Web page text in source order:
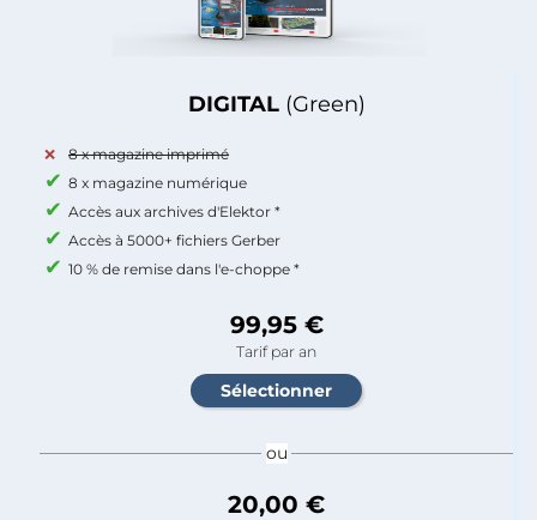
DIGITAL (Green)
8 x magazine imprimé
8 x magazine numérique
Accès aux archives d'Elektor *
Accès à 5000+ fichiers Gerber
10 % de remise dans l'e-choppe *
99,95 €
Tarif par an
ou
20,00 €